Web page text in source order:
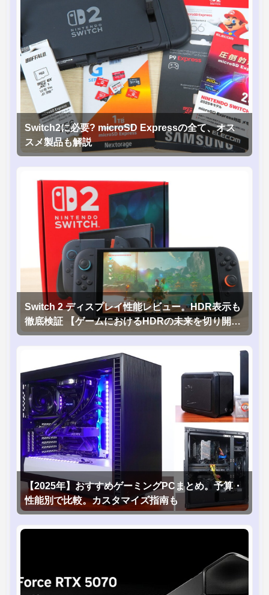
Switch2に必要? microSD Expressの全て、オス
スメ製品も解説
Switch 2 ディスプレイ性能レビュー。HDR表示も
徹底検証 【ゲームにおけるHDRの未来を切り開く
1台！】
【2025年】おすすめゲーミングPCまとめ。予算・
性能別で比較。カスタマイズ指南も